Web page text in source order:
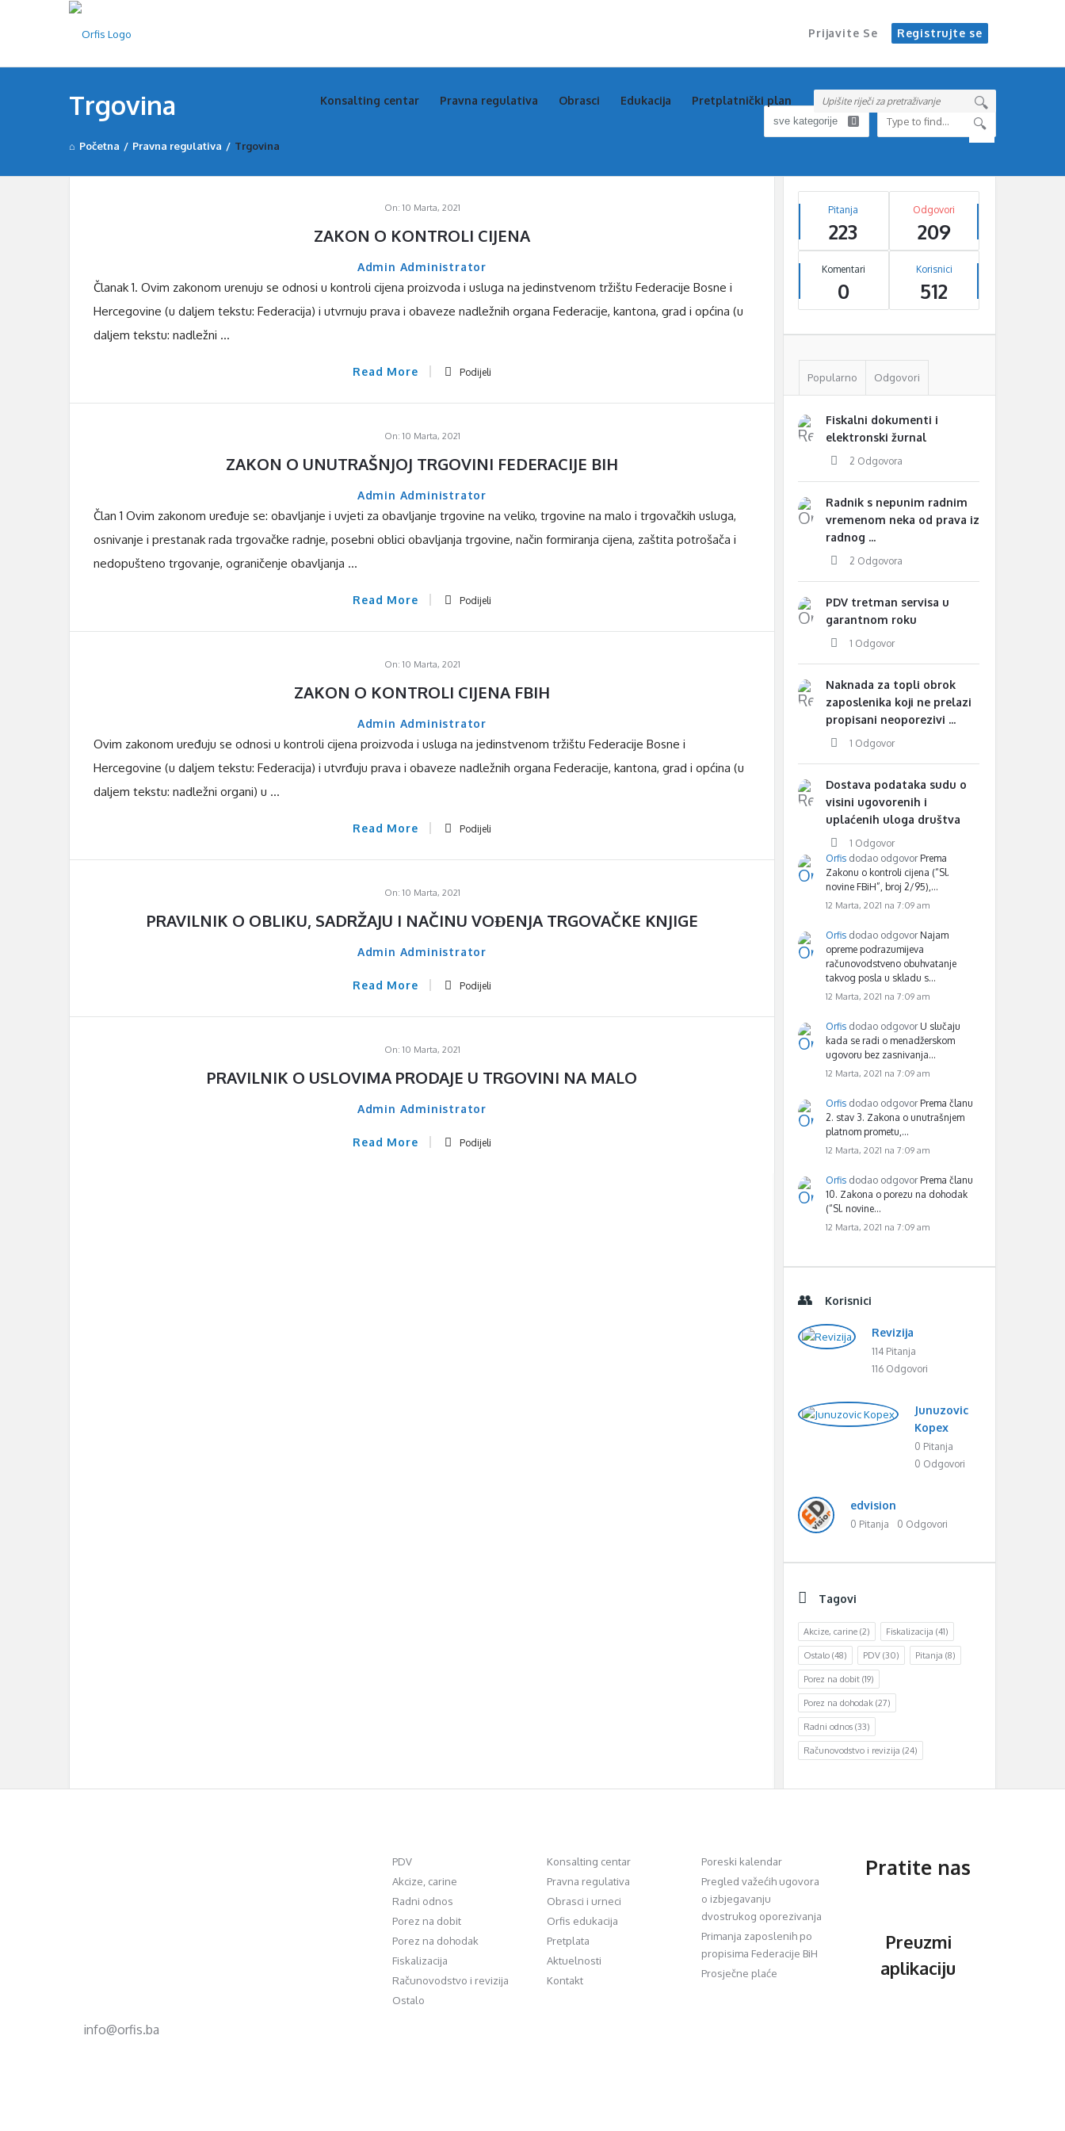
Prijavite Se Registrujte se
Navigation
Konsalting centar Pravna regulativa Obrasci Edukacija Pretplatnički plan
Trgovina
Početna / Pravna regulativa / Trgovina
s
c
y
a
t
A
t
e
s
On: 10 Marta, 2021
ZAKON O KONTROLI CIJENA
Admin Administrator
Članak 1. Ovim zakonom urenuju se odnosi u kontroli cijena proizvoda i usluga na jedinstvenom tržištu Federacije Bosne i
Hercegovine (u daljem tekstu: Federacija) i utvrnuju prava i obaveze nadležnih organa Federacije, kantona, grad i općina (u
daljem tekstu: nadležni ...
Read More Podijeli
On: 10 Marta, 2021
ZAKON O UNUTRAŠNJOJ TRGOVINI FEDERACIJE BIH
Admin Administrator
Član 1 Ovim zakonom uređuje se: obavljanje i uvjeti za obavljanje trgovine na veliko, trgovine na malo i trgovačkih usluga,
osnivanje i prestanak rada trgovačke radnje, posebni oblici obavljanja trgovine, način formiranja cijena, zaštita potrošača i
nedopušteno trgovanje, ograničenje obavljanja ...
Read More Podijeli
On: 10 Marta, 2021
ZAKON O KONTROLI CIJENA FBIH
Admin Administrator
Ovim zakonom uređuju se odnosi u kontroli cijena proizvoda i usluga na jedinstvenom tržištu Federacije Bosne i
Hercegovine (u daljem tekstu: Federacija) i utvrđuju prava i obaveze nadležnih organa Federacije, kantona, grad i općina (u
daljem tekstu: nadležni organi) u ...
Read More Podijeli
On: 10 Marta, 2021
PRAVILNIK O OBLIKU, SADRŽAJU I NAČINU VOĐENJA TRGOVAČKE KNJIGE
Admin Administrator
Read More Podijeli
On: 10 Marta, 2021
PRAVILNIK O USLOVIMA PRODAJE U TRGOVINI NA MALO
Admin Administrator
Read More Podijeli
Sidebar
Stats
Pitanja
223
Odgovori
209
Komentari
0
Korisnici
512
Popularno Odgovori
Fiskalni dokumenti i
elektronski žurnal
2 Odgovora
Radnik s nepunim radnim
vremenom neka od prava iz
radnog ...
2 Odgovora
PDV tretman servisa u
garantnom roku
1 Odgovor
Naknada za topli obrok
zaposlenika koji ne prelazi
propisani neoporezivi ...
1 Odgovor
Dostava podataka sudu o
visini ugovorenih i
uplaćenih uloga društva
1 Odgovor
Orfis dodao odgovor Prema
Zakonu o kontroli cijena (“Sl.
novine FBiH”, broj 2/95),…
12 Marta, 2021 na 7:09 am
Orfis dodao odgovor Najam
opreme podrazumijeva
računovodstveno obuhvatanje
takvog posla u skladu s…
12 Marta, 2021 na 7:09 am
Orfis dodao odgovor U slučaju
kada se radi o menadžerskom
ugovoru bez zasnivanja…
12 Marta, 2021 na 7:09 am
Orfis dodao odgovor Prema članu
2. stav 3. Zakona o unutrašnjem
platnom prometu,…
12 Marta, 2021 na 7:09 am
Orfis dodao odgovor Prema članu
10. Zakona o porezu na dohodak
(“Sl. novine…
12 Marta, 2021 na 7:09 am
Korisnici
Revizija
114 Pitanja
116 Odgovori
Junuzovic
Kopex
0 Pitanja
0 Odgovori
edvision
0 Pitanja 0 Odgovori
Tagovi
Akcize, carine (2) Fiskalizacija (41)
Ostalo (48) PDV (30) Pitanja (8)
Porez na dobit (19)
Porez na dohodak (27)
Radni odnos (33)
Računovodstvo i revizija (24)
info@orfis.ba
PDV
Akcize, carine
Radni odnos
Porez na dobit
Porez na dohodak
Fiskalizacija
Računovodstvo i revizija
Ostalo
Konsalting centar
Pravna regulativa
Obrasci i urneci
Orfis edukacija
Pretplata
Aktuelnosti
Kontakt
Poreski kalendar
Pregled važećih ugovora
o izbjegavanju
dvostrukog oporezivanja
Primanja zaposlenih po
propisima Federacije BiH
Prosječne plaće
Pratite nas
Preuzmi
aplikaciju